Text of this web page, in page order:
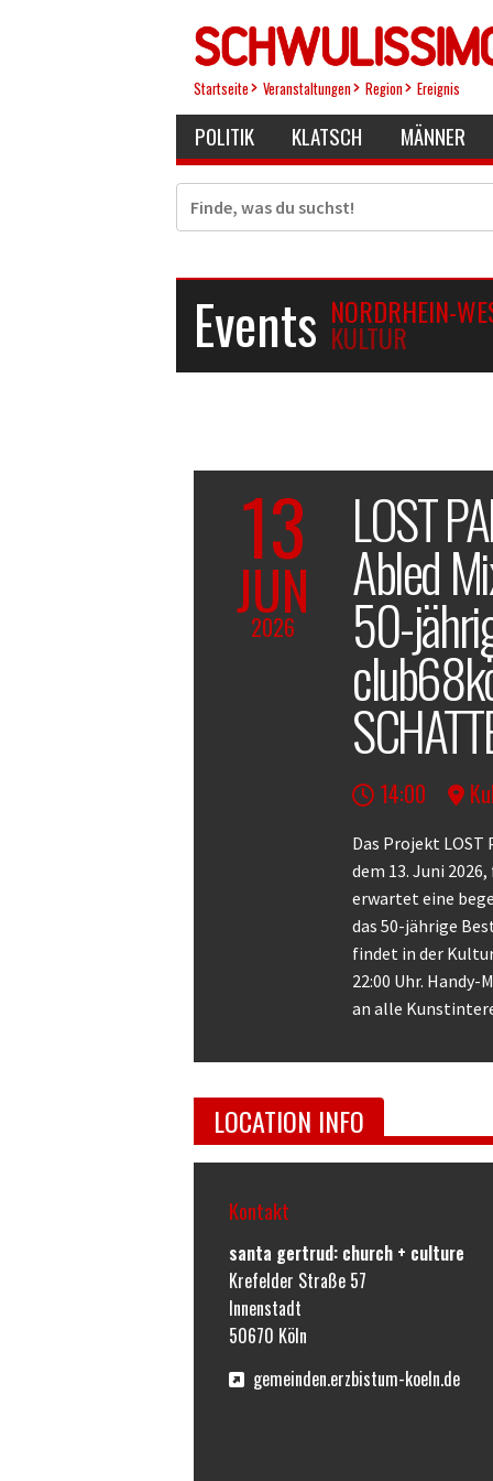
Startseite Veranstaltungen Region Ereignis
POLITIK KLATSCH MÄNNER
Suche
Events NORDRHEIN-
KULTUR
13
JUN
2026
LOST
Abled
50-
14:00
Body
Das Projekt LOST
dem 13. Juni
erwartet eine
das 50-jährige
findet in der
22:00 Uhr.
an alle
LOCATION INFO
Kontakt
santa gertrud: church + culture
Krefelder Straße 57
Innenstadt
50670 Köln
gemeinden.erzbistum-koeln.de